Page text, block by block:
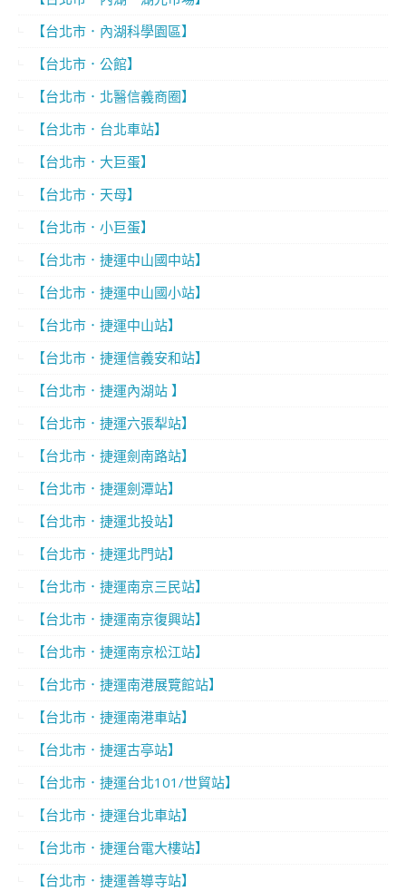
【台北市．內湖科學園區】
【台北市．公館】
【台北市．北醫信義商圈】
【台北市．台北車站】
【台北市．大巨蛋】
【台北市．天母】
【台北市．小巨蛋】
【台北市．捷運中山國中站】
【台北市．捷運中山國小站】
【台北市．捷運中山站】
【台北市．捷運信義安和站】
【台北市．捷運內湖站 】
【台北市．捷運六張犁站】
【台北市．捷運劍南路站】
【台北市．捷運劍潭站】
【台北市．捷運北投站】
【台北市．捷運北門站】
【台北市．捷運南京三民站】
【台北市．捷運南京復興站】
【台北市．捷運南京松江站】
【台北市．捷運南港展覽館站】
【台北市．捷運南港車站】
【台北市．捷運古亭站】
【台北市．捷運台北101/世貿站】
【台北市．捷運台北車站】
【台北市．捷運台電大樓站】
【台北市．捷運善導寺站】